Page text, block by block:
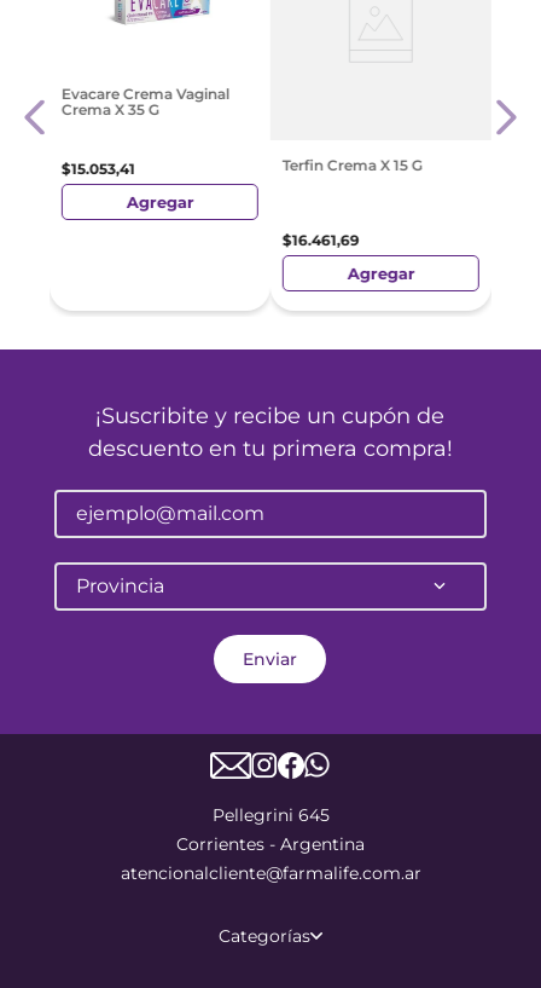
Evacare Crema Vaginal
Crema X 35 G
$15.053,41
Agregar
Terfin Crema X 15 G
$16.461,69
Agregar
¡Suscribite y recibe un cupón de
descuento en tu primera compra!
Provincia
Enviar
Pellegrini 645
Corrientes - Argentina
atencionalcliente@farmalife.com.ar
Categorías